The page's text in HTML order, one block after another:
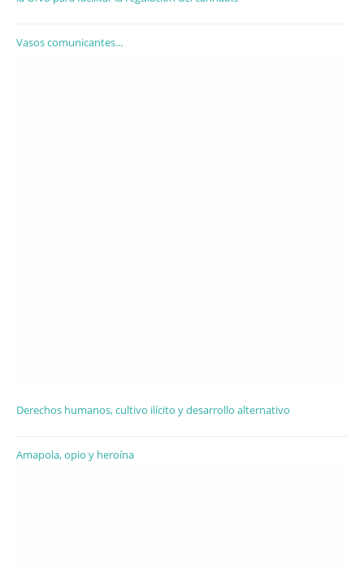
Vasos comunicantes...
Derechos humanos, cultivo ilícito y desarrollo alternativo
Amapola, opio y heroína